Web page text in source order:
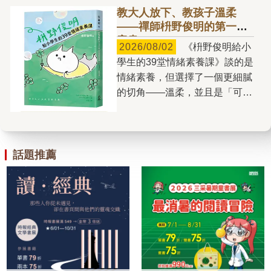
祿，對他的摯愛梅兒述說他與多
個女人的交往故事。雖然男性胯
下的「遠古巨獸」影響著男人對
女人的態度與對待方式，但小說
並未單純停留在所謂的男性凝
視，而是展現出更為複雜多面的
的引誘）。這幾種男性對女性的
占有，都在小說中有耐人尋味的
翻轉，尤其情愛的關係更為微
妙。相對於此，某些情節呈現了
男女情感的真摯時刻，亦即擺脫
欲望陰影、達到真實連結的時
刻，儘管這樣的連結顯得脆弱、
世界——有人很強大，有人很弱
小。然而，究竟什麼才是真正的
「強大」呢？ 第一次看到
《因為我是「最強的」》時，我
立刻被封面上占據大半畫面的鱷
魚臉龐吸引。書封一角，一隻暴
黃色眼睛，讓人一時分辨不出
更有趣的是，若將書本放在鏡子
前，便能從倒影中看見一張完整
的鱷魚臉。這樣的設計，也讓人
聯想到幼兒發展中的鏡像與自我
辨識：孩子透過鏡子認識自己的
外貌，也透過大人的回應理解自
己的情緒，逐漸建立「這就是
益的書，我自己也是受益者。我
對這本書最有感的就是「我可能
錯了」、「別相信自己的每個念
頭」，也因此開始特別留意自己
和身邊人的念頭，比如我的母
親。每次聽她重複在抱怨同樣的
事，我就一直想到書中說的：傷
的尊嚴與自由。 原本以為
《我可能錯了》會是比約恩留給
讀者的最後一本書。沒想到，去
年得知在他的託付之下，《我可
能錯了》的共同作者卡洛琳整理
出了《張開的手》，真的非常驚
喜。這本書讓我們有機會從更多
教大人放下、教孩子溫柔
——禪師枡野俊明的第一本
童書
2026/08/02
學生的39堂情緒素養課》談的是
情緒素養，但選擇了一個更細膩
的切角——溫柔，並且是「可以
日文版選為「世界上最值得尊敬
的一百位日本人」之一。編這本
書時，我時常想像他放下平常談
的禪修智慧與庭園美學，用最柔
軟的語氣，一字一句把「溫柔」
講給一個孩子聽——這是他首度
為兒童寫作，格外令人期待。書
話題推薦